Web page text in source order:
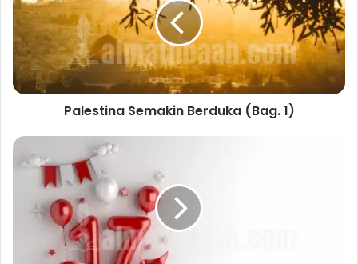
(Bag.
Palestina Semakin Berduka (Bag. 1)
Makna
Kemerdekaan
dalam Kacamata Guru